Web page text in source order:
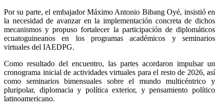
Por su parte, el embajador Máximo Antonio Bibang Oyé, insistió en
la necesidad de avanzar en la implementación concreta de dichos
mecanismos y propuso fortalecer la participación de diplomáticos
ecuatoguineanos en los programas académicos y seminarios
virtuales del IAEDPG.
Como resultado del encuentro, las partes acordaron impulsar un
cronograma inicial de actividades virtuales para el resto de 2026, así
como seminarios bimensuales sobre el mundo multicéntrico y
pluripolar, diplomacia y política exterior, y pensamiento político
latinoamericano.